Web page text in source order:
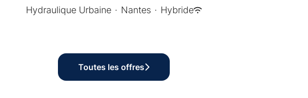
Hydraulique Urbaine · Nantes · Hybride
Toutes les offres